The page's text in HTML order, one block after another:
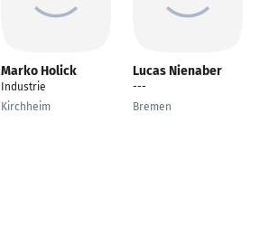
Marko Holick
Industrie
Kirchheim
Lucas Nienaber
---
Bremen